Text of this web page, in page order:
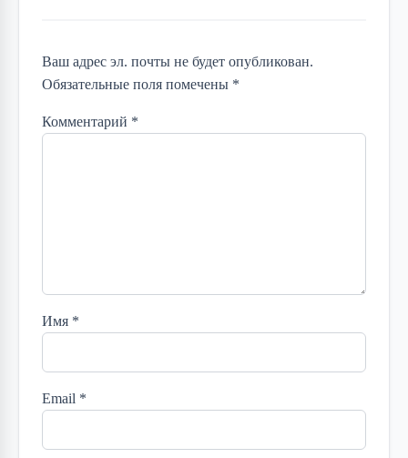
Ваш адрес эл. почты не будет опубликован.
Обязательные поля помечены *
Комментарий *
Имя *
Email *